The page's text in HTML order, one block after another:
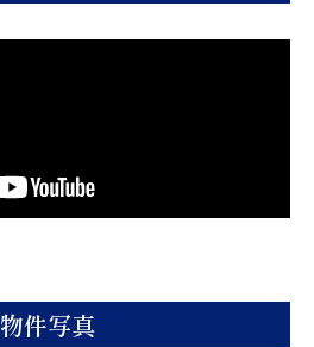
物件写真